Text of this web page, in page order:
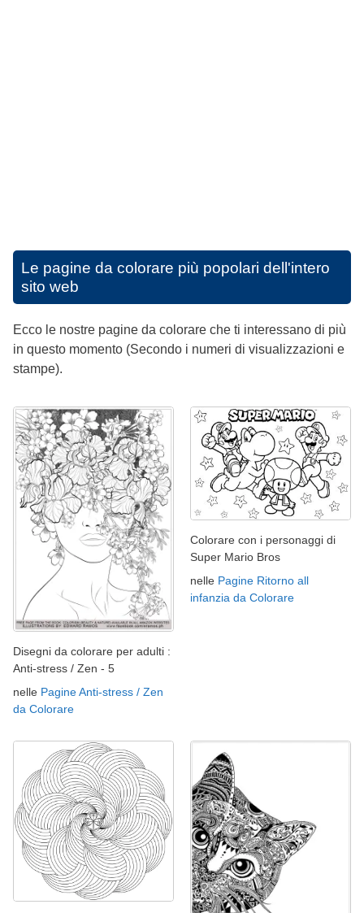
Le pagine da colorare più popolari dell'intero
sito web
Ecco le nostre pagine da colorare che ti interessano di più
in questo momento (Secondo i numeri di visualizzazioni e
stampe).
Disegni da colorare per adulti :
Anti-stress / Zen - 5
nelle Pagine Anti-stress / Zen
da Colorare
Colorare con i personaggi di
Super Mario Bros
nelle Pagine Ritorno all
infanzia da Colorare